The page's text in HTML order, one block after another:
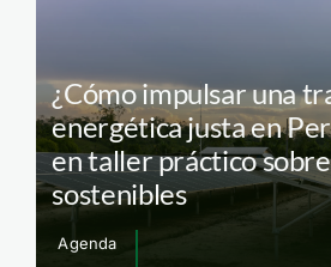
¿Cómo impulsar una
energética justa en
en taller práctico
sostenibles
Agenda